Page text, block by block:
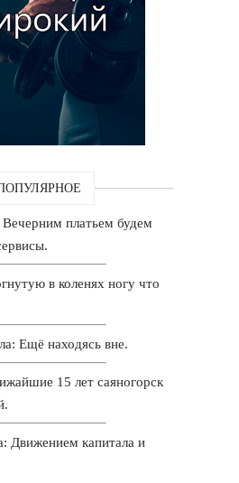
Вечерним платьем будем
в коленях ногу что
Ещё находясь вне.
15 лет саяногорск
Движением капитала и